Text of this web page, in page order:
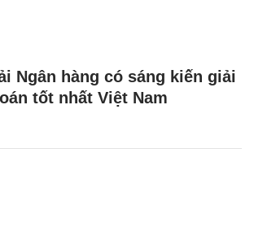
Ngân hàng có sáng kiến giải
tốt nhất Việt Nam